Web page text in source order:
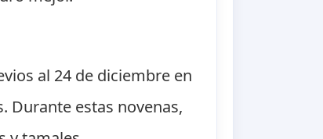
al 24 de diciembre en
Durante estas novenas,